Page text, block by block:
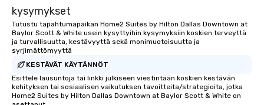
for groups that desire
experience, we can
Memorable
Smacking Foodie
kysymykset
Tutustu tapahtumapaikan Home2 Suites by Hilton Dallas Downtown at
Baylor Scott & White usein kysyttyihin kysymyksiin koskien terveyttä
ja turvallisuutta, kestävyyttä sekä monimuotoisuutta ja
syrjimättömyyttä
KESTÄVÄT KÄYTÄNNÖT
Esittele lausuntoja tai linkki julkiseen viestintään koskien kestävän
kehityksen tai sosiaalisen vaikutuksen tavoitteita/strategioita, jotka
Home2 Suites by Hilton Dallas Downtown at Baylor Scott & White on